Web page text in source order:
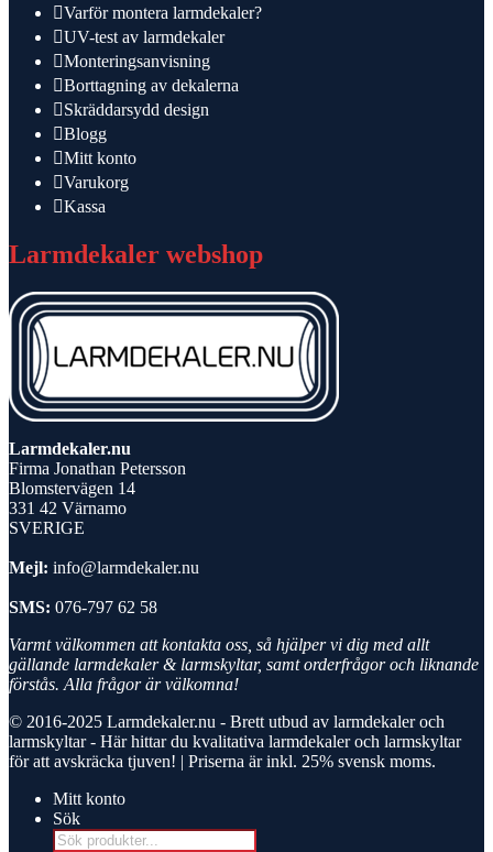
Varför montera larmdekaler?
UV-test av larmdekaler
Monteringsanvisning
Borttagning av dekalerna
Skräddarsydd design
Blogg
Mitt konto
Varukorg
Kassa
Larmdekaler webshop
Larmdekaler.nu
Firma Jonathan Petersson
Blomstervägen 14
331 42 Värnamo
SVERIGE
Mejl: info@larmdekaler.nu
SMS: 076-797 62 58
Varmt välkommen att kontakta oss, så hjälper vi dig med allt
gällande larmdekaler & larmskyltar, samt orderfrågor och liknande
förstås. Alla frågor är välkomna!
© 2016-2025 Larmdekaler.nu - Brett utbud av larmdekaler och
larmskyltar- Här hittar du kvalitativa larmdekaler och larmskyltar
för att avskräcka tjuven! | Priserna är inkl. 25% svensk moms.
Mitt konto
Sök
Products